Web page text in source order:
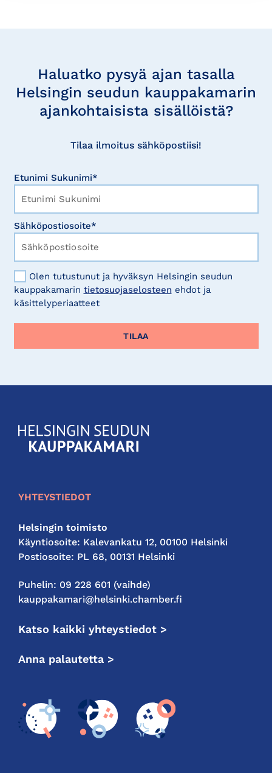
Haluatko pysyä ajan tasalla
Helsingin seudun kauppakamarin
ajankohtaisista sisällöistä?
Tilaa ilmoitus sähköpostiisi!
Etunimi Sukunimi*
Sähköpostiosoite*
Olen tutustunut ja hyväksyn Helsingin seudun
kauppakamarin tietosuojaselosteen ehdot ja
käsittelyperiaatteet
KauppakamariHelsingin
seudun
YHTEYSTIEDOT
Helsingin toimisto
Käyntiosoite: Kalevankatu 12, 00100 Helsinki
Postiosoite: PL 68, 00131 Helsinki
Puhelin: 09 228 601 (vaihde)
kauppakamari@helsinki.chamber.fi
Katso kaikki yhteystiedot >
Anna palautetta >